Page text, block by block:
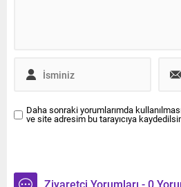
Daha sonraki yorumlarımda
ve site adresim bu tarayıcıya
Ziyaretçi Yorumları - 0